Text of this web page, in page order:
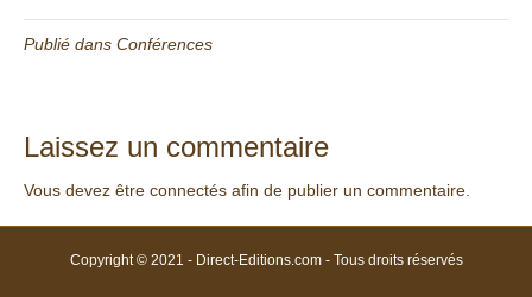
Publié dans Conférences
Laissez un commentaire
Vous devez être connectés afin de publier un commentaire.
Copyright © 2021 - Direct-Editions.com - Tous droits réservés